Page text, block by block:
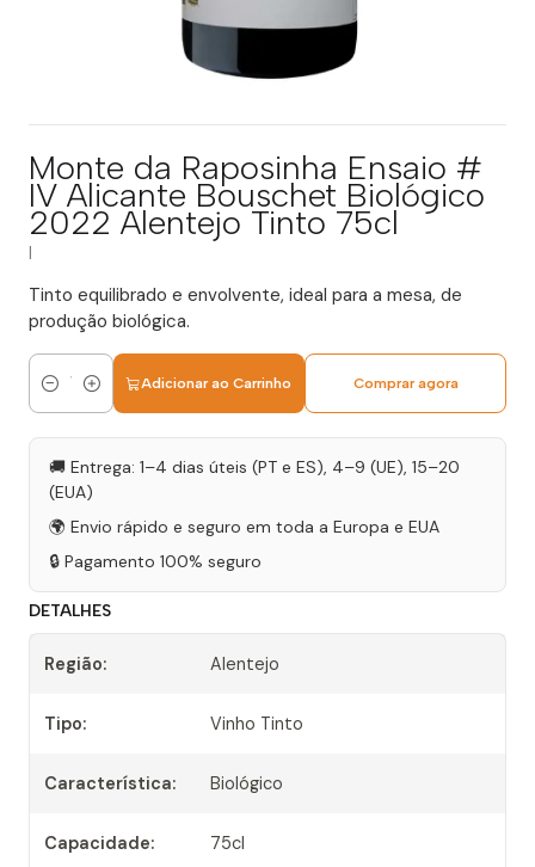
Monte da Raposinha Ensaio #
IV Alicante Bouschet Biológico
2022 Alentejo Tinto 75cl
Tinto equilibrado e envolvente, ideal para a mesa, de
produção biológica.
Quantidade
Adicionar ao Carrinho Comprar agora
🚚 Entrega: 1–4 dias úteis (PT e ES), 4–9 (UE), 15–20
(EUA)
🌍 Envio rápido e seguro em toda a Europa e EUA
🔒 Pagamento 100% seguro
DETALHES
Região: Alentejo
Tipo: Vinho Tinto
Característica: Biológico
Capacidade: 75cl